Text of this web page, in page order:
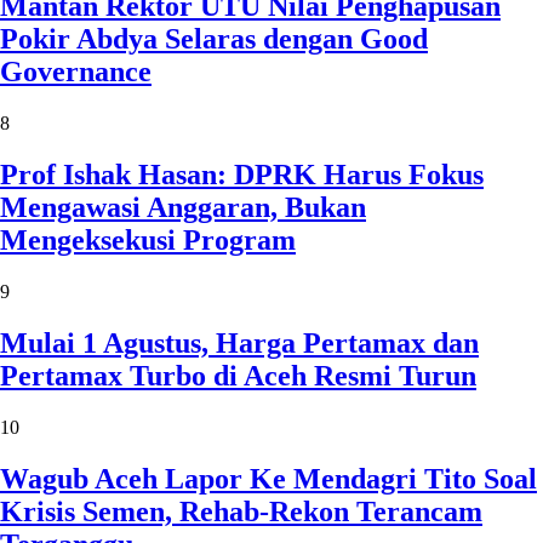
Pokir Abdya Selaras dengan Good
Governance
8
Prof Ishak Hasan: DPRK Harus Fokus
Mengawasi Anggaran, Bukan
Mengeksekusi Program
9
Mulai 1 Agustus, Harga Pertamax dan
Pertamax Turbo di Aceh Resmi Turun
10
Wagub Aceh Lapor Ke Mendagri Tito Soal
Krisis Semen, Rehab-Rekon Terancam